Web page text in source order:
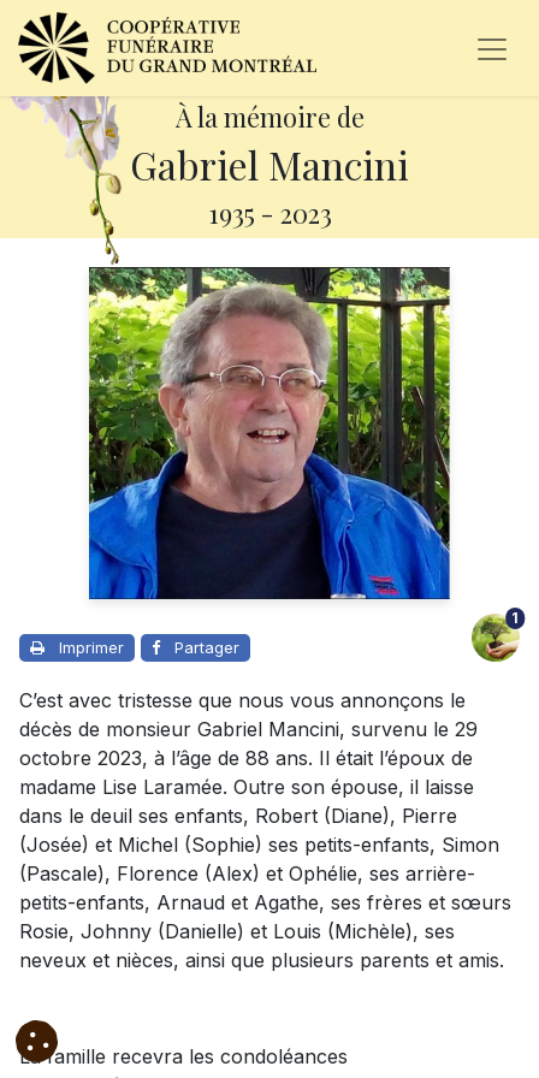
À la mémoire de
Gabriel Mancini
1935 - 2023
Imprimer Partager
1
C’est avec tristesse que nous vous annonçons le
décès de monsieur Gabriel Mancini, survenu le 29
octobre 2023, à l’âge de 88 ans. Il était l’époux de
madame Lise Laramée. Outre son épouse, il laisse
dans le deuil ses enfants, Robert (Diane), Pierre
(Josée) et Michel (Sophie) ses petits-enfants, Simon
(Pascale), Florence (Alex) et Ophélie, ses arrière-
petits-enfants, Arnaud et Agathe, ses frères et sœurs
Rosie, Johnny (Danielle) et Louis (Michèle), ses
neveux et nièces, ainsi que plusieurs parents et amis.
La famille recevra les condoléances